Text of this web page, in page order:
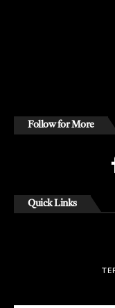
Follow for More
Quick Links